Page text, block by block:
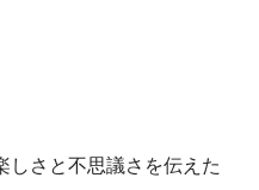
しさと不思議さを伝えた